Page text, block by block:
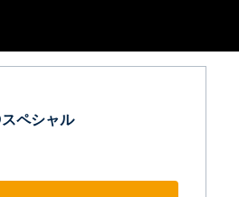
ペシャル